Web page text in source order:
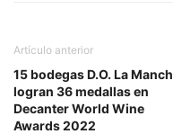
Artículo anterior
15 bodegas D.O. La
logran 36 medallas en
Decanter World Wine
Awards 2022